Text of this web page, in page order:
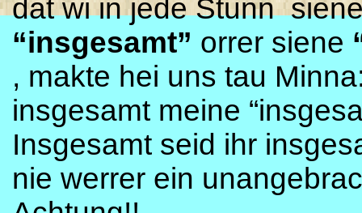
dat wi in jede Stunn
“insgesamt” orrer siene
, makte hei uns tau
insgesamt meine
Insgesamt seid ihr
nie werrer ein